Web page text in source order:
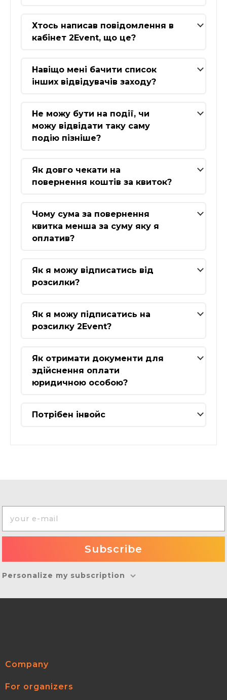
Хтось написав повідомлення в
кабінет 2Event, що це?
Навіщо мені бачити список
інших відвідувачів заходу?
Не можу бути на події, чи
можу відвідати таку саму
подію пізніше?
Як довго чекати на
повернення коштів за квиток?
Чому сума за повернення
квитка менша за суму яку я
оплатив?
Як я можу відписатись від
розсилки?
Як я можу підписатись на
розсилку 2Event?
Як отримати документи для
здійснення оплати
юридичною особою?
Потрібен інвойс
Personalize my subscription
Company
For organizers